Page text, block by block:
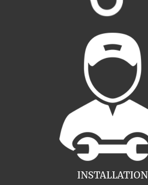
INSTALLATION